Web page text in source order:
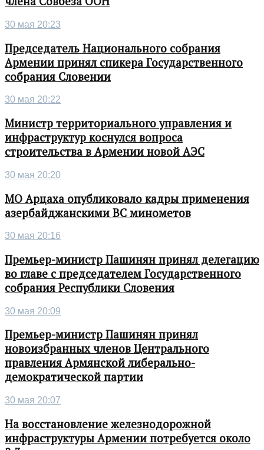
30 мая 20:23
Председатель Национального собрания
Армении принял спикера Государственного
собрания Словении
30 мая 20:22
Министр территориального управления и
инфраструктур коснулся вопроса
строительства в Армении новой АЭС
30 мая 20:20
МО Арцаха опубликовало кадры применения
азербайджанскими ВС минометов
30 мая 20:16
Премьер-министр Пашинян принял делегацию
во главе с председателем Государственного
собрания Республики Словения
30 мая 20:09
Премьер-министр Пашинян принял
новоизбранных членов Центрального
правления Армянской либерально-
демократической партии
30 мая 20:07
На восстановление железнодорожной
инфраструктуры Армении потребуется около